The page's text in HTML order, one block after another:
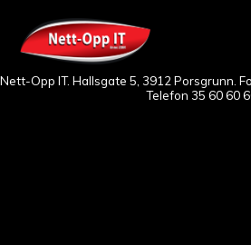
Nett-Opp IT. Hallsgate 5, 3912 Porsgrunn.
Telefon 35 60 60